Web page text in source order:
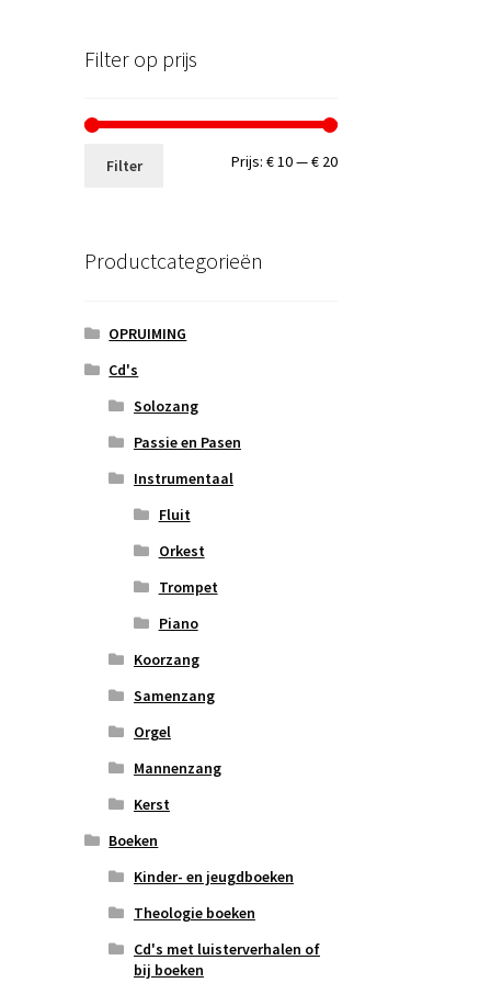
Filter op prijs
Min.
Max.
Filter Prijs: € 10—€ 20
Productcategorieën
OPRUIMING
Cd's
Solozang
Passie en Pasen
Instrumentaal
Fluit
Orkest
Trompet
Piano
Koorzang
Samenzang
Orgel
Mannenzang
Kerst
Boeken
Kinder- en jeugdboeken
Theologie boeken
Cd's met luisterverhalen of
bij boeken